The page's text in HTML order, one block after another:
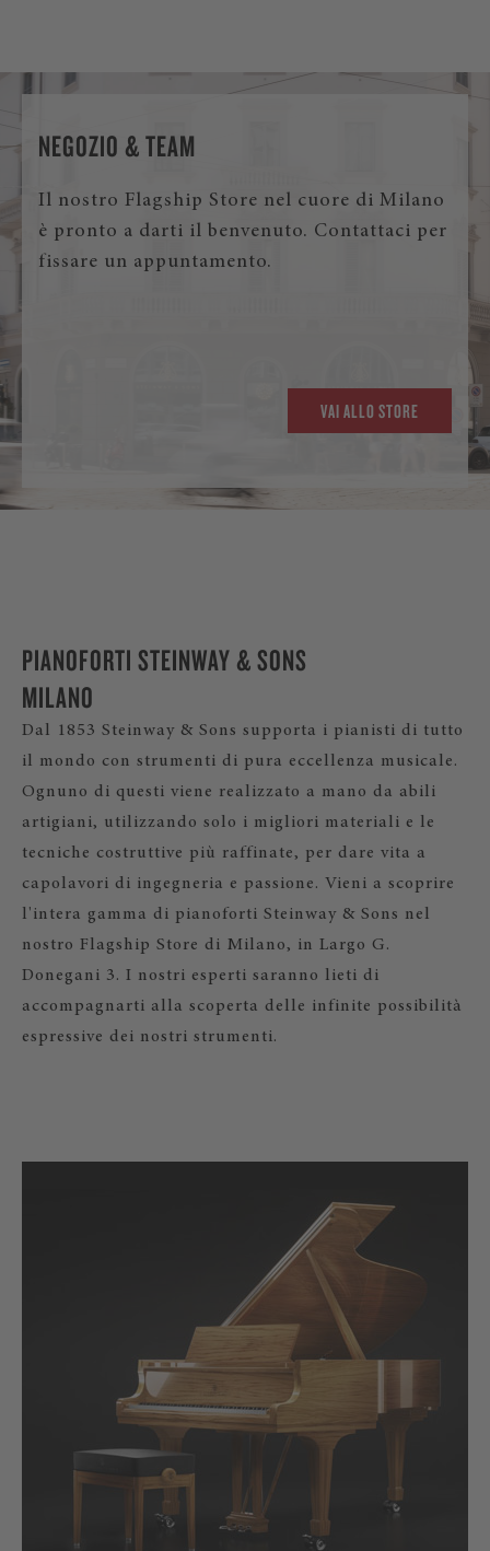
NEGOZIO & TEAM
Il nostro Flagship Store nel cuore di Milano
è pronto a darti il benvenuto. Contattaci per
fissare un appuntamento.
VAI ALLO STORE
PIANOFORTI STEINWAY & SONS
MILANO
Dal 1853 Steinway & Sons supporta i pianisti di tutto
il mondo con strumenti di pura eccellenza musicale.
Ognuno di questi viene realizzato a mano da abili
artigiani, utilizzando solo i migliori materiali e le
tecniche costruttive più raffinate, per dare vita a
capolavori di ingegneria e passione. Vieni a scoprire
l'intera gamma di pianoforti Steinway & Sons nel
nostro Flagship Store di Milano, in Largo G.
Donegani 3. I nostri esperti saranno lieti di
accompagnarti alla scoperta delle infinite possibilità
espressive dei nostri strumenti.